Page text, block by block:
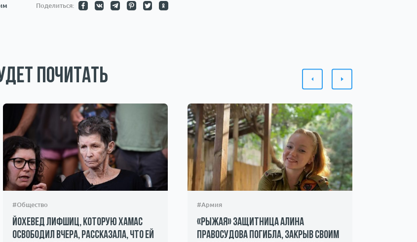
Поделиться:
почитать
#Общество
Йохевед Лифшиц, которую ХАМАС
освободил вчера, рассказала, что ей
#Армия
«Рыжая» защитница Алина
Правосудова погибла, закрыв своим